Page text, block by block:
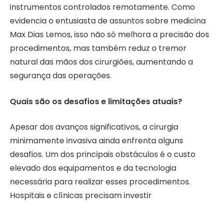
instrumentos controlados remotamente. Como
evidencia o entusiasta de assuntos sobre medicina
Max Dias Lemos, isso não só melhora a precisão dos
procedimentos, mas também reduz o tremor
natural das mãos dos cirurgiões, aumentando a
segurança das operações.
Quais são os desafios e limitações atuais?
Apesar dos avanços significativos, a cirurgia
minimamente invasiva ainda enfrenta alguns
desafios. Um dos principais obstáculos é o custo
elevado dos equipamentos e da tecnologia
necessária para realizar esses procedimentos.
Hospitais e clínicas precisam investir